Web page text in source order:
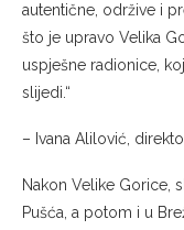
autentične, održive i
što je upravo Velika
uspješne radionice,
slijedi.“
– Ivana Alilović,
Nakon Velike Gorice,
Pušća, a potom i u